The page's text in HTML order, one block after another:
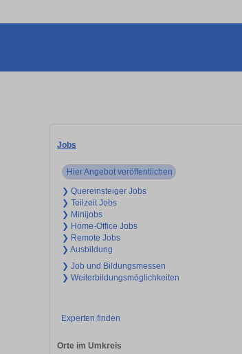
Jobs
Hier Angebot veröffentlichen
❯ Quereinsteiger Jobs
❯ Teilzeit Jobs
❯ Minijobs
❯ Home-Office Jobs
❯ Remote Jobs
❯ Ausbildung
❯ Job und Bildungsmessen
❯ Weiterbildungsmöglichkeiten
Experten finden
Orte im Umkreis